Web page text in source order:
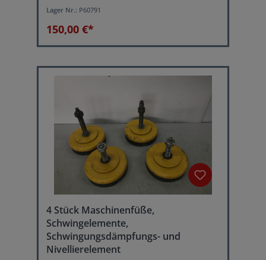
statische Höchstlast je Schwingelement:
4000 kg
Lager Nr.: P60791
150,00 €*
4 Stück Maschinenfüße,
Schwingelemente,
Schwingungsdämpfungs- und
Nivellierelement